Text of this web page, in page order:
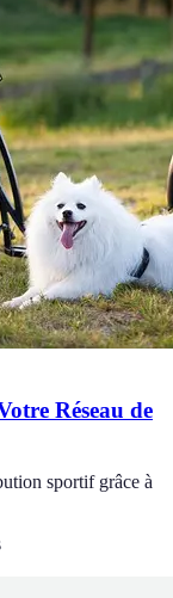
Réseau de
sportif grâce à